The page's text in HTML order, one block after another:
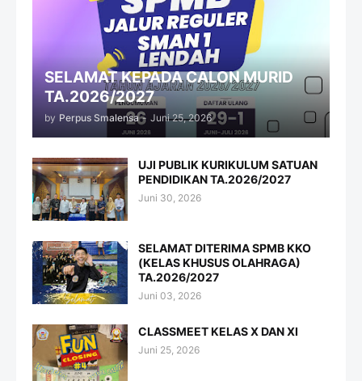
SELAMAT KEPADA CALON MURID
TA.2026/2027
by Perpus Smalensa - Juni 25, 2026
UJI PUBLIK KURIKULUM SATUAN
PENDIDIKAN TA.2026/2027
Juni 30, 2026
SELAMAT DITERIMA SPMB KKO
(KELAS KHUSUS OLAHRAGA)
TA.2026/2027
Juni 03, 2026
CLASSMEET KELAS X DAN XI
Juni 25, 2026